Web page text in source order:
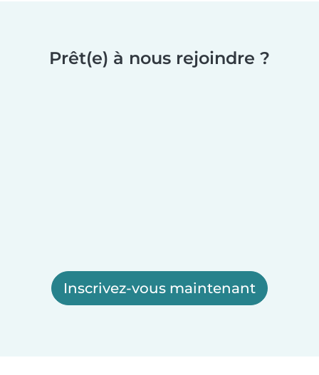
Prêt(e) à nous rejoindre ?
Inscrivez-vous maintenant